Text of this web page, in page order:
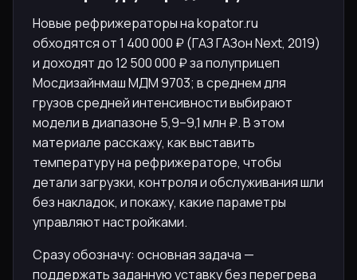
Новые рефрижераторы на kopator.ru
обходятся от 1 400 000 ₽ (ГАЗ ГАЗон Next, 2019)
и доходят до 12 500 000 ₽ за полуприцеп
Мосдизайнмаш МДМ 9703; в среднем для
грузов средней интенсивности выбирают
модели в диапазоне 5,9–9,1 млн ₽. В этом
материале расскажу, как выставить
температуру на рефрижераторе, чтобы
детали загрузки, контроля и обслуживания шли
без накладок, и покажу, какие параметры
управляют настройками.
Сразу обозначу: основная задача —
поддержать заданную уставку без перегрева